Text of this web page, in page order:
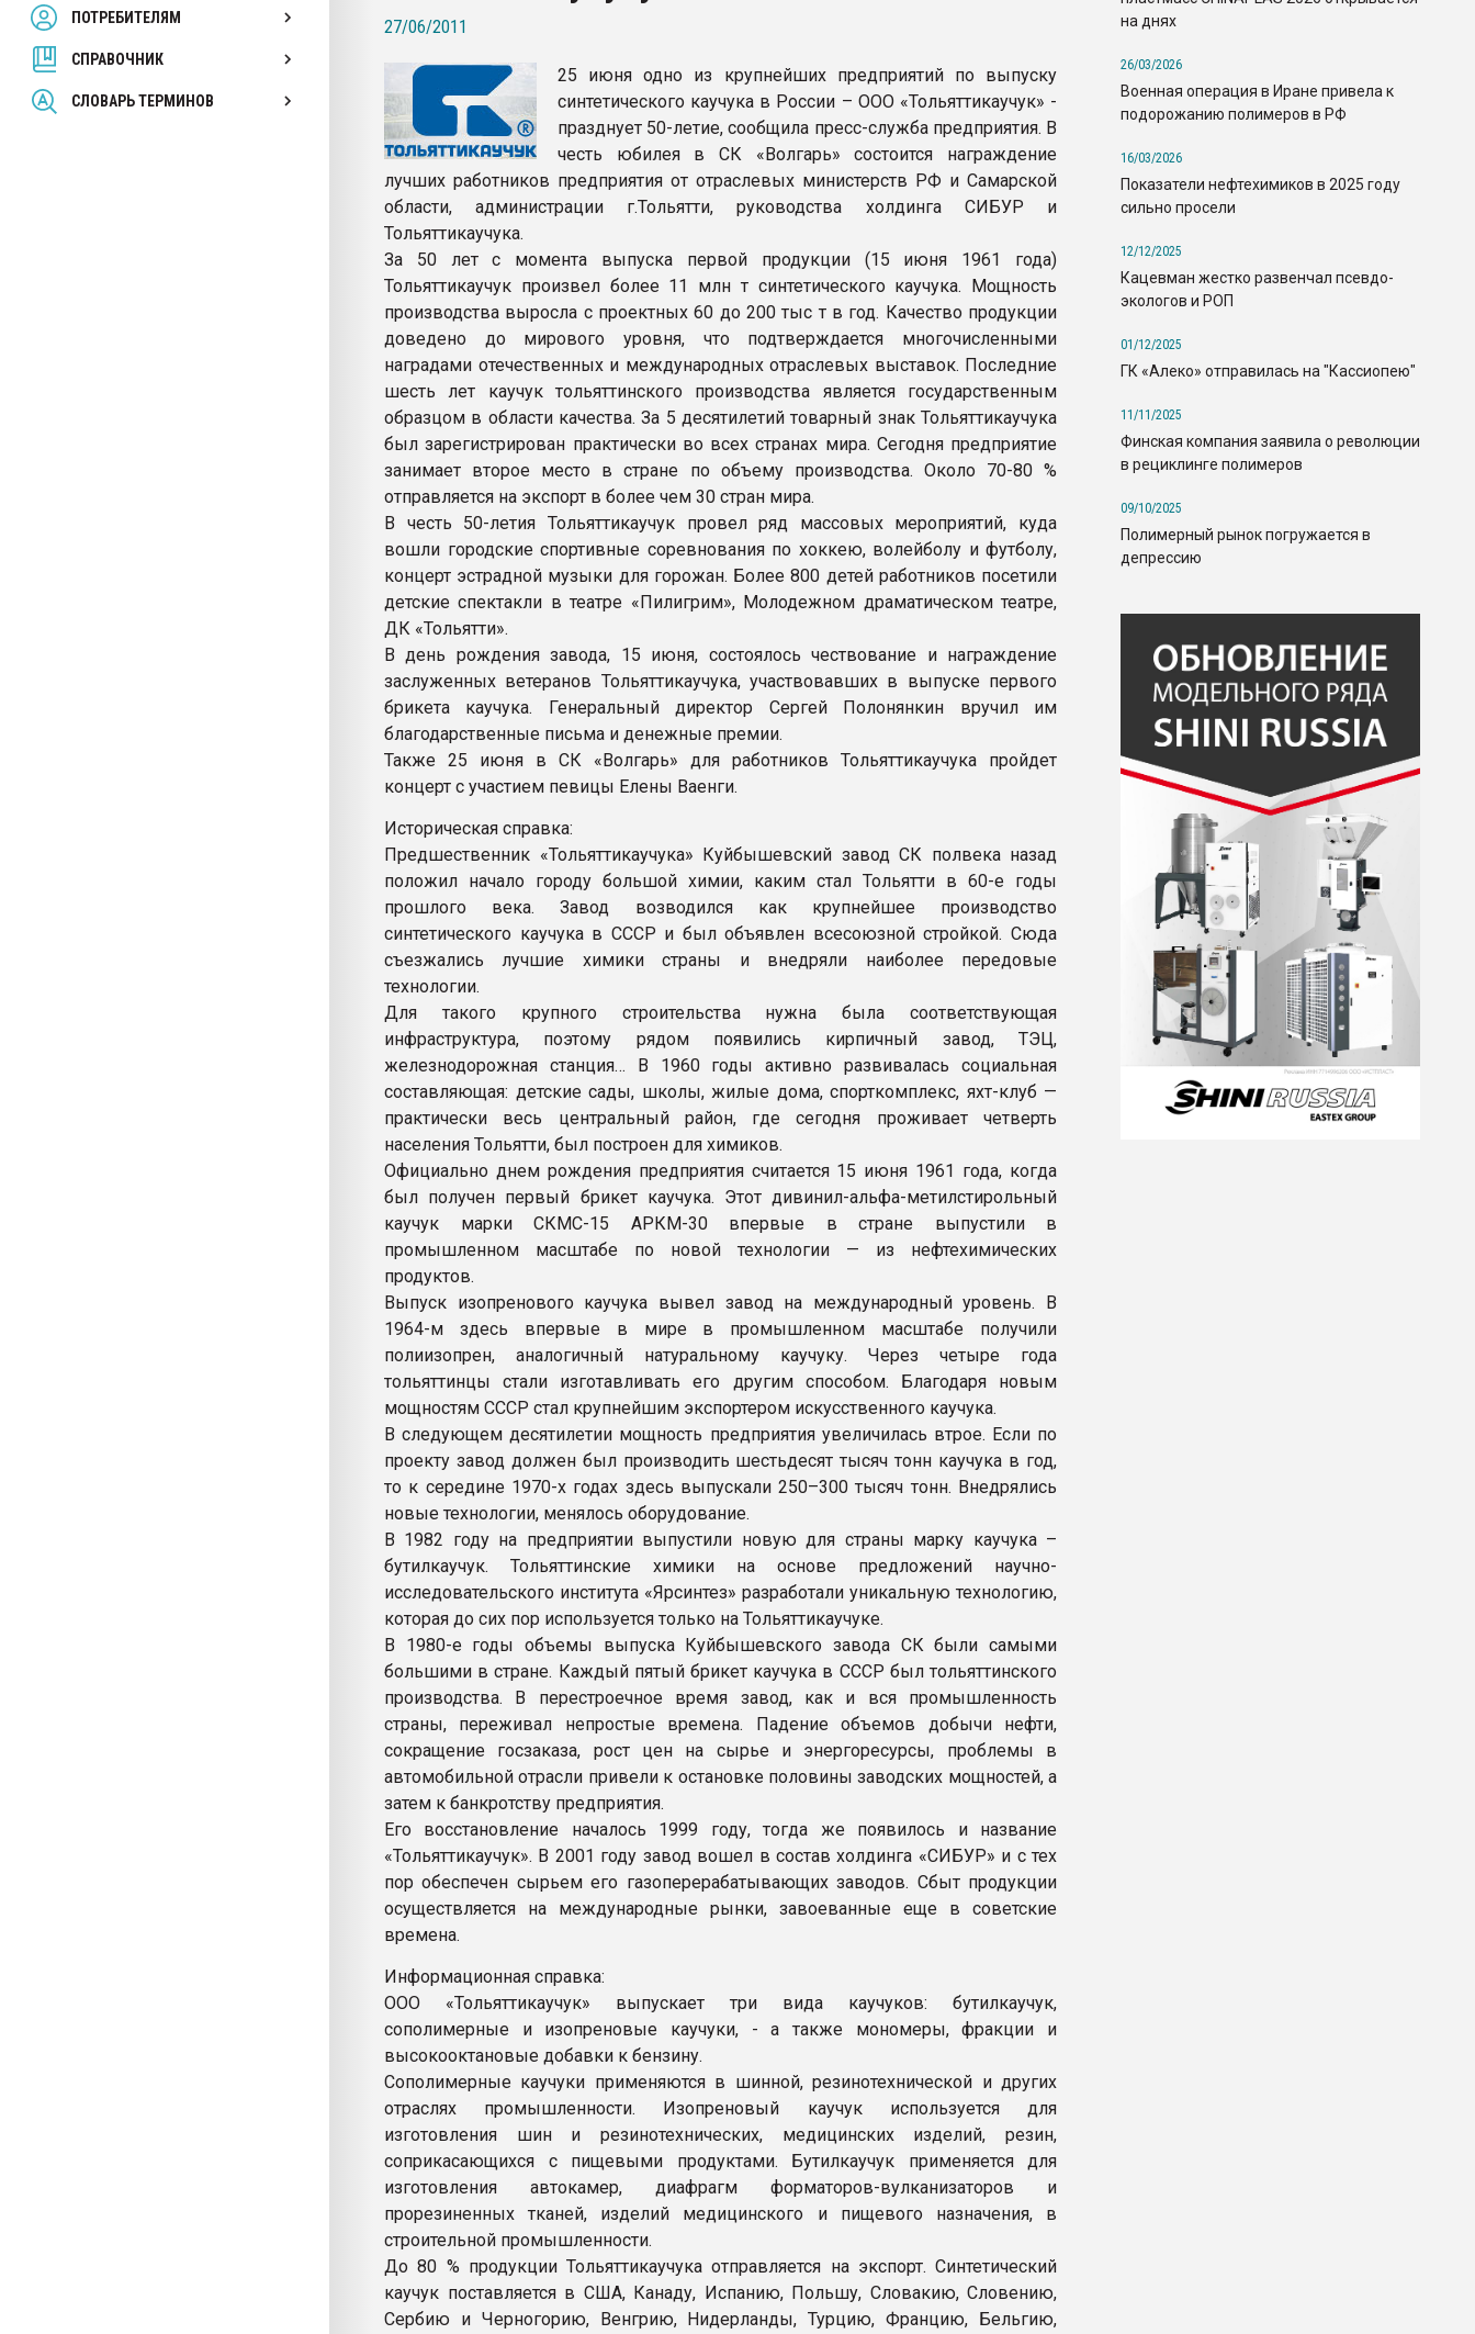
ПОТРЕБИТЕЛЯМ
СПРАВОЧНИК
СЛОВАРЬ ТЕРМИНОВ
Armaloy PC/ABS-1IM черный цвет
ПЕРЕЙТИ НА ФОРУМ
27/06/2011
25 июня одно из крупнейших предприятий по выпуску
синтетического каучука в России – ООО «Тольяттикаучук» -
празднует 50-летие, сообщила пресс-служба предприятия. В
честь юбилея в СК «Волгарь» состоится награждение
лучших работников предприятия от отраслевых министерств РФ и Самарской
области, администрации г.Тольятти, руководства холдинга СИБУР и
Тольяттикаучука.
За 50 лет с момента выпуска первой продукции (15 июня 1961 года)
Тольяттикаучук произвел более 11 млн т синтетического каучука. Мощность
производства выросла с проектных 60 до 200 тыс т в год. Качество продукции
доведено до мирового уровня, что подтверждается многочисленными
наградами отечественных и международных отраслевых выставок. Последние
шесть лет каучук тольяттинского производства является государственным
образцом в области качества. За 5 десятилетий товарный знак Тольяттикаучука
был зарегистрирован практически во всех странах мира. Сегодня предприятие
занимает второе место в стране по объему производства. Около 70-80 %
отправляется на экспорт в более чем 30 стран мира.
В честь 50-летия Тольяттикаучук провел ряд массовых мероприятий, куда
вошли городские спортивные соревнования по хоккею, волейболу и футболу,
концерт эстрадной музыки для горожан. Более 800 детей работников посетили
детские спектакли в театре «Пилигрим», Молодежном драматическом театре,
ДК «Тольятти».
В день рождения завода, 15 июня, состоялось чествование и награждение
заслуженных ветеранов Тольяттикаучука, участвовавших в выпуске первого
брикета каучука. Генеральный директор Сергей Полонянкин вручил им
благодарственные письма и денежные премии.
Также 25 июня в СК «Волгарь» для работников Тольяттикаучука пройдет
концерт с участием певицы Елены Ваенги.
Историческая справка:
Предшественник «Тольяттикаучука» Куйбышевский завод СК полвека назад
положил начало городу большой химии, каким стал Тольятти в 60-е годы
прошлого века. Завод возводился как крупнейшее производство
синтетического каучука в СССР и был объявлен всесоюзной стройкой. Сюда
съезжались лучшие химики страны и внедряли наиболее передовые
технологии.
Для такого крупного строительства нужна была соответствующая
инфраструктура, поэтому рядом появились кирпичный завод, ТЭЦ,
железнодорожная станция… В 1960 годы активно развивалась социальная
составляющая: детские сады, школы, жилые дома, спорткомплекс, яхт-клуб —
практически весь центральный район, где сегодня проживает четверть
населения Тольятти, был построен для химиков.
Официально днем рождения предприятия считается 15 июня 1961 года, когда
был получен первый брикет каучука. Этот дивинил-альфа-метилстирольный
каучук марки СКМС-15 АРКМ-30 впервые в стране выпустили в
промышленном масштабе по новой технологии — из нефтехимических
продуктов.
Выпуск изопренового каучука вывел завод на международный уровень. В
1964-м здесь впервые в мире в промышленном масштабе получили
полиизопрен, аналогичный натуральному каучуку. Через четыре года
тольяттинцы стали изготавливать его другим способом. Благодаря новым
мощностям СССР стал крупнейшим экспортером искусственного каучука.
В следующем десятилетии мощность предприятия увеличилась втрое. Если по
проекту завод должен был производить шестьдесят тысяч тонн каучука в год,
то к середине 1970-х годах здесь выпускали 250–300 тысяч тонн. Внедрялись
новые технологии, менялось оборудование.
В 1982 году на предприятии выпустили новую для страны марку каучука –
бутилкаучук. Тольяттинские химики на основе предложений научно-
исследовательского института «Ярсинтез» разработали уникальную технологию,
которая до сих пор используется только на Тольяттикаучуке.
В 1980-е годы объемы выпуска Куйбышевского завода СК были самыми
большими в стране. Каждый пятый брикет каучука в СССР был тольяттинского
производства. В перестроечное время завод, как и вся промышленность
страны, переживал непростые времена. Падение объемов добычи нефти,
сокращение госзаказа, рост цен на сырье и энергоресурсы, проблемы в
автомобильной отрасли привели к остановке половины заводских мощностей, а
затем к банкротству предприятия.
Его восстановление началось 1999 году, тогда же появилось и название
«Тольяттикаучук». В 2001 году завод вошел в состав холдинга «СИБУР» и с тех
пор обеспечен сырьем его газоперерабатывающих заводов. Сбыт продукции
осуществляется на международные рынки, завоеванные еще в советские
времена.
Информационная справка:
ООО «Тольяттикаучук» выпускает три вида каучуков: бутилкаучук,
сополимерные и изопреновые каучуки, - а также мономеры, фракции и
высокооктановые добавки к бензину.
Сополимерные каучуки применяются в шинной, резинотехнической и других
отраслях промышленности. Изопреновый каучук используется для
изготовления шин и резинотехнических, медицинских изделий, резин,
соприкасающихся с пищевыми продуктами. Бутилкаучук применяется для
изготовления автокамер, диафрагм форматоров-вулканизаторов и
прорезиненных тканей, изделий медицинского и пищевого назначения, в
строительной промышленности.
До 80 % продукции Тольяттикаучука отправляется на экспорт. Синтетический
каучук поставляется в США, Канаду, Испанию, Польшу, Словакию, Словению,
Сербию и Черногорию, Венгрию, Нидерланды, Турцию, Францию, Бельгию,
на днях
26/03/2026
Военная операция в Иране привела к
подорожанию полимеров в РФ
16/03/2026
Показатели нефтехимиков в 2025 году
сильно просели
12/12/2025
Кацевман жестко развенчал псевдо-
экологов и РОП
01/12/2025
ГК «Алеко» отправилась на "Кассиопею"
11/11/2025
Финская компания заявила о революции
в рециклинге полимеров
09/10/2025
Полимерный рынок погружается в
депрессию